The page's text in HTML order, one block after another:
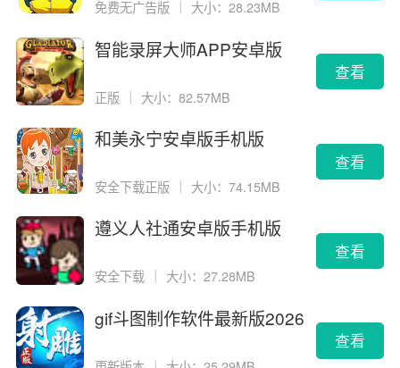
免费无广告版 大小：28.23MB
智能录屏大师APP安卓版
正版 ｜ 大小：82.57MB
查看
和美永宁安卓版手机版
安全下载正版 大小：74.15MB
查看
遵义人社通安卓版手机版
安全下载 大小：27.28MB
查看
gif斗图制作软件最新版2026
查看